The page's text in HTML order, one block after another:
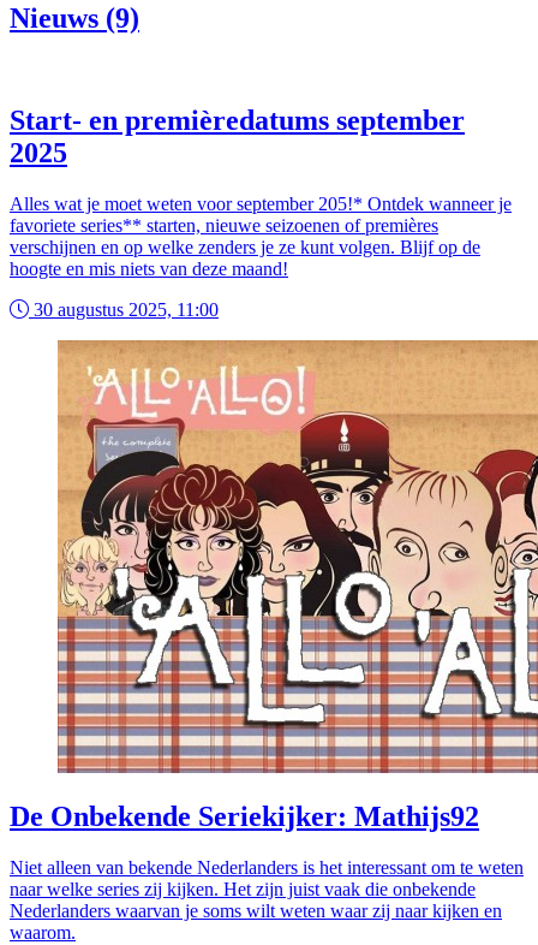
Nieuws (9)
Start- en premièredatums september
2025
Alles wat je moet weten voor september 205!* Ontdek wanneer je
favoriete series** starten, nieuwe seizoenen of premières
verschijnen en op welke zenders je ze kunt volgen. Blijf op de
hoogte en mis niets van deze maand!
30 augustus 2025, 11:00
De Onbekende Seriekijker: Mathijs92
Niet alleen van bekende Nederlanders is het interessant om te weten
naar welke series zij kijken. Het zijn juist vaak die onbekende
Nederlanders waarvan je soms wilt weten waar zij naar kijken en
waarom.